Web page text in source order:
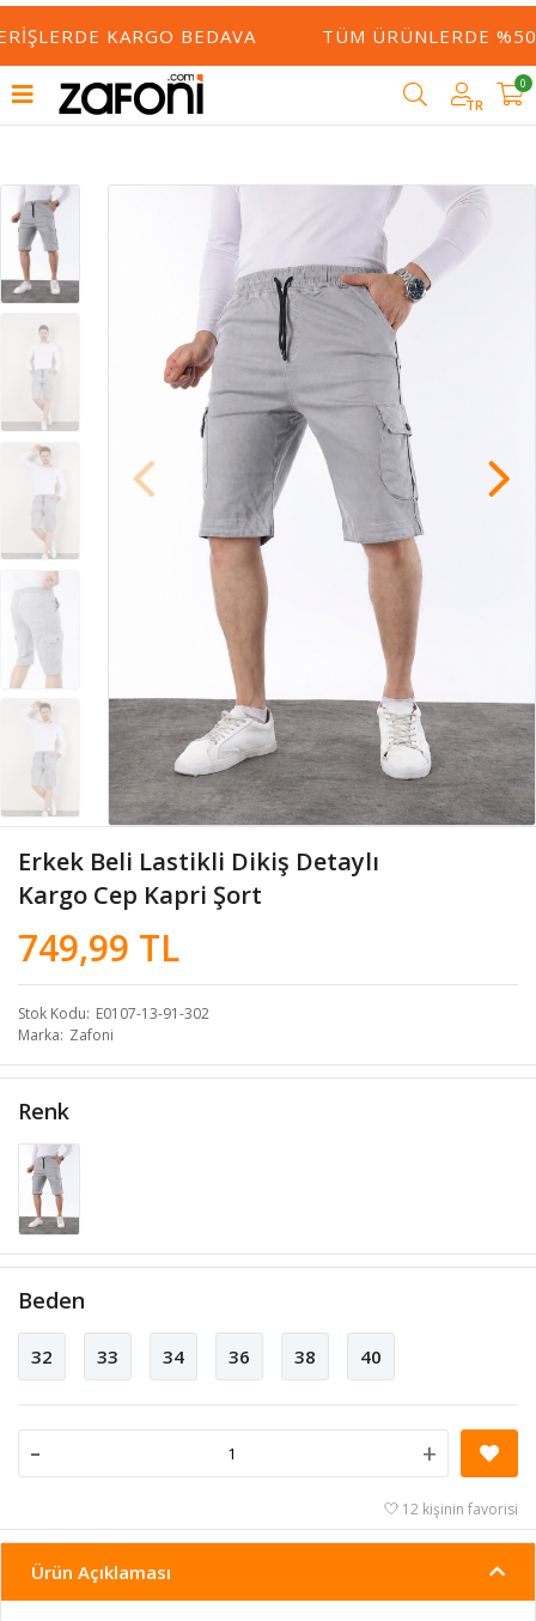
KARGO BEDAVA TÜM ÜRÜNLERDE
TR
0
Erkek Beli Lastikli Dikiş Detaylı
Kargo Cep Kapri Şort
749,99 TL
Stok Kodu E0107-13-91-302
Marka Zafoni
Renk
Beden
32 33 34 36 38 40
- +
12 kişinin favorisi
Ürün Açıklaması